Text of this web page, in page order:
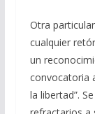
Otra
cualquier
un
convocatoria
la libertad”.